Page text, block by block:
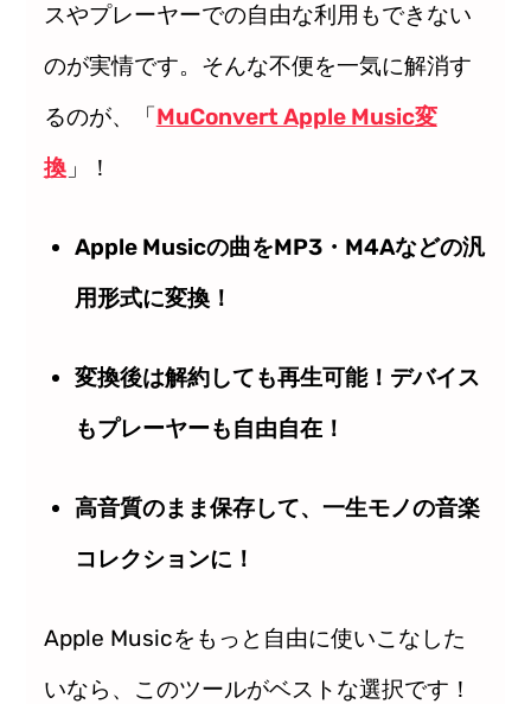
スやプレーヤーでの自由な利用もできない
のが実情です。そんな不便を一気に解消す
るのが、「MuConvert Apple Music変
換」！
Apple Musicの曲をMP3・M4Aなどの汎
用形式に変換！
変換後は解約しても再生可能！デバイス
もプレーヤーも自由自在！
高音質のまま保存して、一生モノの音楽
コレクションに！
Apple Musicをもっと自由に使いこなした
いなら、このツールがベストな選択です！